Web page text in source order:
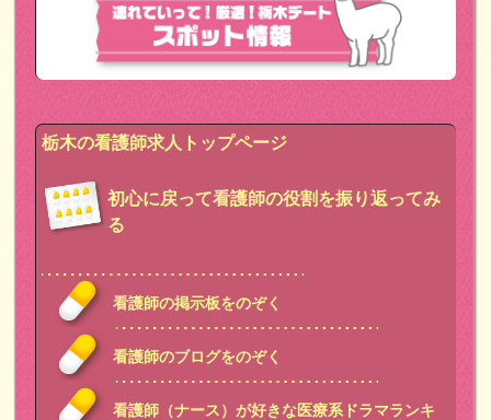
栃木の看護師求人トップページ
初心に戻って看護師の役割を振り返ってみ
る
看護師の掲示板をのぞく
看護師のブログをのぞく
看護師（ナース）が好きな医療系ドラマランキ